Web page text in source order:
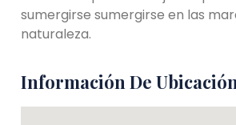
sumergirse sumergirse en las
naturaleza.
Información De